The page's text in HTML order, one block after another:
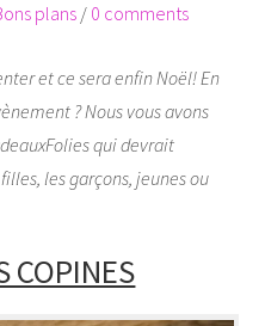
plans/ 0 comments
et ce sera enfin Noël! En
? Nous vous avons
qui devrait
les garçons, jeunes ou
COPINES